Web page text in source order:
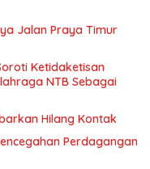
Jalan Praya Timur
Ketidaketisan
NTB Sebagai
Hilang Kontak
Perdagangan